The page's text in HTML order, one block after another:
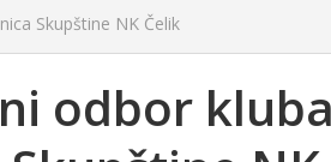
Skupštine NK Čelik
odbor